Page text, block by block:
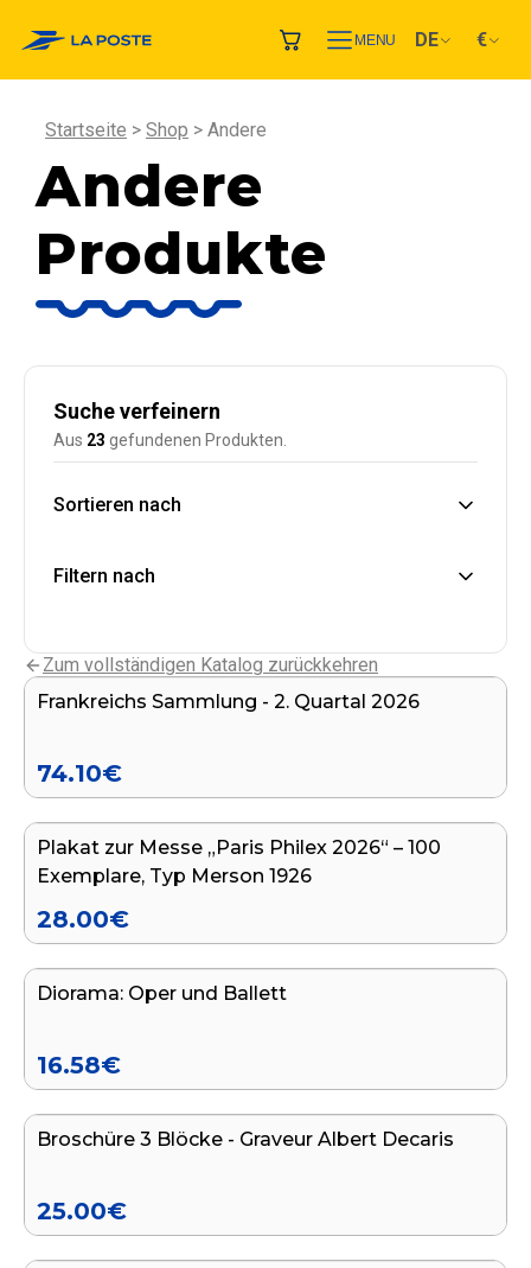
MENU DE €
Startseite Shop Andere
Andere
Produkte
Suche verfeinern
Aus 23 gefundenen Produkten.
Sortieren nach
Filtern nach
Zum vollständigen Katalog zurückkehren
NEU
Frankreichs Sammlung - 2. Quartal 2026
74.10€
EXKLUSIV
Plakat zur Messe „Paris Philex 2026“ – 100
Exemplare, Typ Merson 1926
28.00€
NEU
Diorama: Oper und Ballett
16.58€
Broschüre 3 Blöcke - Graveur Albert Decaris
25.00€